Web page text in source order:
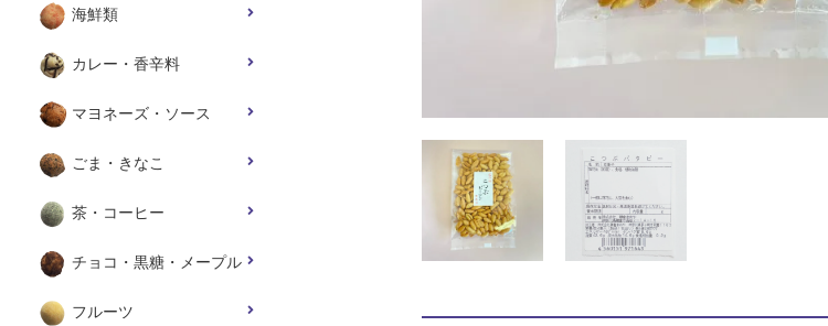
海鮮類
カレー・香辛料
マヨネーズ・ソース
ごま・きなこ
茶・コーヒー
チョコ・黒糖・メープル
フルーツ